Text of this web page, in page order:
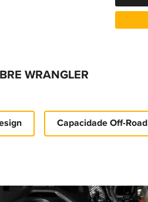
WRANGLER
Capacidade Off-Road